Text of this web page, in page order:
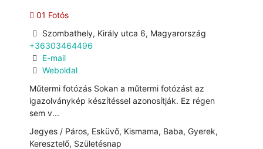
01 Fotós
Szombathely, Király utca 6, Magyarország
+36303464496
E-mail
Weboldal
Műtermi fotózás Sokan a műtermi fotózást az
igazolványkép készítéssel azonosítják. Ez régen
sem v...
Jegyes / Páros, Esküvő, Kismama, Baba, Gyerek,
Keresztelő, Születésnap